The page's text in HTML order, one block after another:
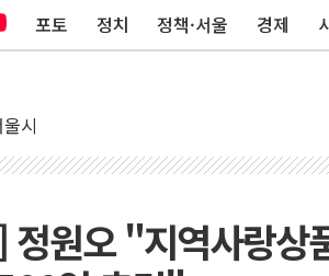
포토 정치 정책·서울 경제
시
정원오 "지역사랑